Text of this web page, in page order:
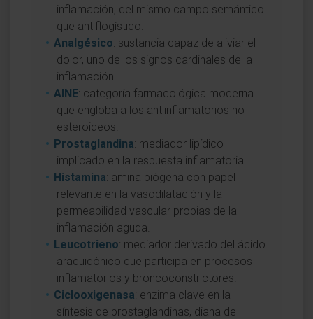
inflamación, del mismo campo semántico
que antiflogístico.
Analgésico: sustancia capaz de aliviar el
dolor, uno de los signos cardinales de la
inflamación.
AINE: categoría farmacológica moderna
que engloba a los antiinflamatorios no
esteroideos.
Prostaglandina: mediador lipídico
implicado en la respuesta inflamatoria.
Histamina: amina biógena con papel
relevante en la vasodilatación y la
permeabilidad vascular propias de la
inflamación aguda.
Leucotrieno: mediador derivado del ácido
araquidónico que participa en procesos
inflamatorios y broncoconstrictores.
Ciclooxigenasa: enzima clave en la
síntesis de prostaglandinas, diana de